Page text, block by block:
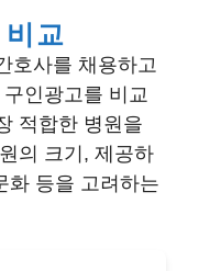
교
호사를 채용하고
인광고를 비교
적합한 병원을
의 크기, 제공하
화 등을 고려하는